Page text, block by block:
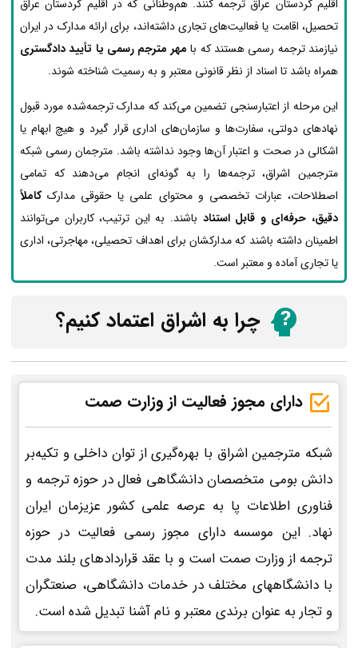
اقلیم کردستان عراق ترجمه کنند. هم‌وطنانی که در اقلیم کردستان عراق
تحصیل، اقامت یا فعالیت‌های تجاری داشته‌اند، برای ارائه مدارک در ایران
نیازمند ترجمه رسمی هستند که با مهر مترجم رسمی یا تأیید دادگستری
همراه باشد تا اسناد از نظر قانونی معتبر و به رسمیت شناخته شوند.
این مرحله از اعتبارسنجی تضمین می‌کند که مدارک ترجمه‌شده مورد قبول
نهادهای دولتی، سفارت‌ها و سازمان‌های اداری قرار گیرد و هیچ ابهام یا
اشکالی در صحت و اعتبار آن‌ها وجود نداشته باشد. مترجمان رسمی شبکه
مترجمین اشراق، ترجمه‌ها را به گونه‌ای انجام می‌دهند که تمامی
اصطلاحات، عبارات تخصصی و محتوای علمی یا حقوقی مدارککاملاً
دقیق، حرفه‌ای و قابل استناد باشند. به این ترتیب، کاربران می‌توانند
اطمینان داشته باشند که مدارکشان برای اهداف تحصیلی، مهاجرتی، اداری
یا تجاری آماده و معتبر است.
چرا به اشراق اعتماد کنیم؟
دارای مجوز فعالیت از وزارت صمت
شبکه مترجمین اشراق با بهره‌گیری از توان داخلی و تکیه‌بر
دانش بومی متخصصان دانشگاهی فعال در حوزه ترجمه و
فناوری اطلاعات پا به عرصه علمی کشور عزیزمان ایران
نهاد. این موسسه دارای مجوز رسمی فعالیت در حوزه
ترجمه از وزارت صمت است و با عقد قراردادهای بلند مدت
با دانشگاههای مختلف در خدمات دانشگاهی، صنعتگران
و تجار به عنوان برندی معتبر و نام آشنا تبدیل شده است.